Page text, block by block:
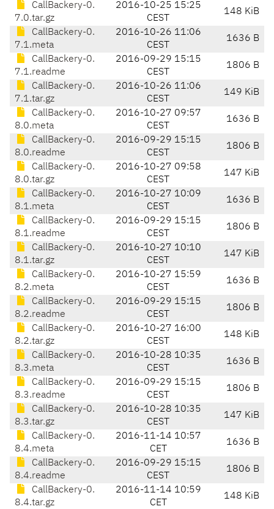
CallBackery-0.
7.0.tar.gz
2016-10-25 15:25
CEST
148 KiB
CallBackery-0.
7.1.meta
2016-10-26 11:06
CEST
1636 B
CallBackery-0.
7.1.readme
2016-09-29 15:15
CEST
1806 B
CallBackery-0.
7.1.tar.gz
2016-10-26 11:06
CEST
149 KiB
CallBackery-0.
8.0.meta
2016-10-27 09:57
CEST
1636 B
CallBackery-0.
8.0.readme
2016-09-29 15:15
CEST
1806 B
CallBackery-0.
8.0.tar.gz
2016-10-27 09:58
CEST
147 KiB
CallBackery-0.
8.1.meta
2016-10-27 10:09
CEST
1636 B
CallBackery-0.
8.1.readme
2016-09-29 15:15
CEST
1806 B
CallBackery-0.
8.1.tar.gz
2016-10-27 10:10
CEST
147 KiB
CallBackery-0.
8.2.meta
2016-10-27 15:59
CEST
1636 B
CallBackery-0.
8.2.readme
2016-09-29 15:15
CEST
1806 B
CallBackery-0.
8.2.tar.gz
2016-10-27 16:00
CEST
148 KiB
CallBackery-0.
8.3.meta
2016-10-28 10:35
CEST
1636 B
CallBackery-0.
8.3.readme
2016-09-29 15:15
CEST
1806 B
CallBackery-0.
8.3.tar.gz
2016-10-28 10:35
CEST
147 KiB
CallBackery-0.
8.4.meta
2016-11-14 10:57
CET
1636 B
CallBackery-0.
8.4.readme
2016-09-29 15:15
CEST
1806 B
CallBackery-0.
8.4.tar.gz
2016-11-14 10:59
CET
148 KiB